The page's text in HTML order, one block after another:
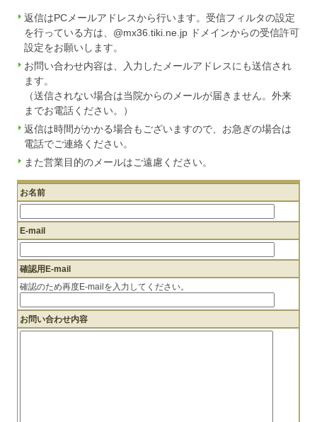
返信はPCメールアドレスから行います。受信フィルタの設定
を行っている方は、@mx36.tiki.ne.jp ドメインからの受信許可
設定をお願いします。
お問い合わせ内容は、入力したメールアドレスにも送信され
ます。
（送信されない場合は当院からのメールが届きません。外来
までお電話ください。）
返信は時間がかかる場合もございますので、お急ぎの場合は
電話でご連絡ください。
また営業目的のメールはご遠慮ください。
お名前
E-mail
確認用E-mail
確認のため再度E-mailを入力してください。
お問い合わせ内容